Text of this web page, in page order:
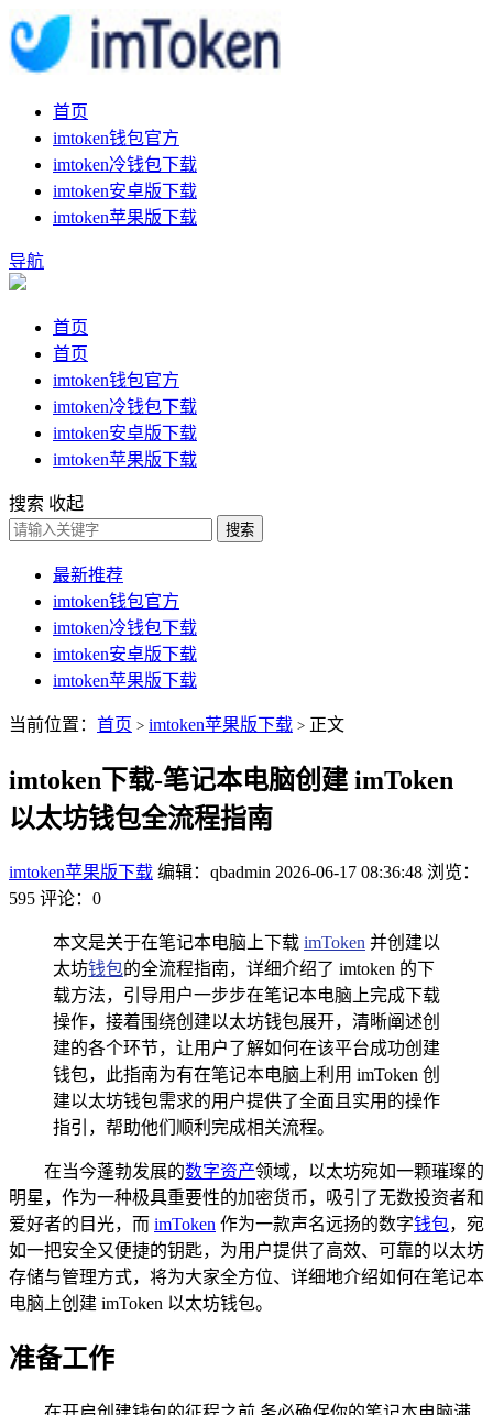
首页
imtoken钱包官方
imtoken冷钱包下载
imtoken安卓版下载
imtoken苹果版下载
导航
首页
首页
imtoken钱包官方
imtoken冷钱包下载
imtoken安卓版下载
imtoken苹果版下载
搜索 收起
搜索
最新推荐
imtoken钱包官方
imtoken冷钱包下载
imtoken安卓版下载
imtoken苹果版下载
当前位置： 首页 > imtoken苹果版下载 > 正文
imtoken下载-笔记本电脑创建 imToken
以太坊钱包全流程指南
imtoken苹果版下载 编辑：qbadmin 2026-06-17 08:36:48 浏览：
595 评论：0
本文是关于在笔记本电脑上下载 imToken 并创建以
太坊钱包的全流程指南，详细介绍了 imtoken 的下
载方法，引导用户一步步在笔记本电脑上完成下载
操作，接着围绕创建以太坊钱包展开，清晰阐述创
建的各个环节，让用户了解如何在该平台成功创建
钱包，此指南为有在笔记本电脑上利用 imToken 创
建以太坊钱包需求的用户提供了全面且实用的操作
指引，帮助他们顺利完成相关流程。
在当今蓬勃发展的数字资产领域，以太坊宛如一颗璀璨的
明星，作为一种极具重要性的加密货币，吸引了无数投资者和
爱好者的目光，而 imToken 作为一款声名远扬的数字钱包，宛
如一把安全又便捷的钥匙，为用户提供了高效、可靠的以太坊
存储与管理方式，将为大家全方位、详细地介绍如何在笔记本
电脑上创建 imToken 以太坊钱包。
准备工作